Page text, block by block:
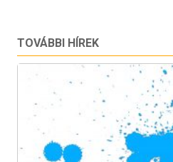
TOVÁBBI HÍREK